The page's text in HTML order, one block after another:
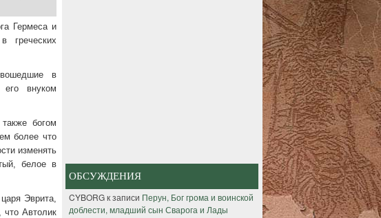
Гермеса и
греческих
вошедшие в
его внуком
богом
более что
изменять
белое в
Эврита,
что Автолик
ОБСУЖДЕНИЯ
CYBORGк записи Перун, Бог грома и воинской
доблести, младший сын Сварога и Лады